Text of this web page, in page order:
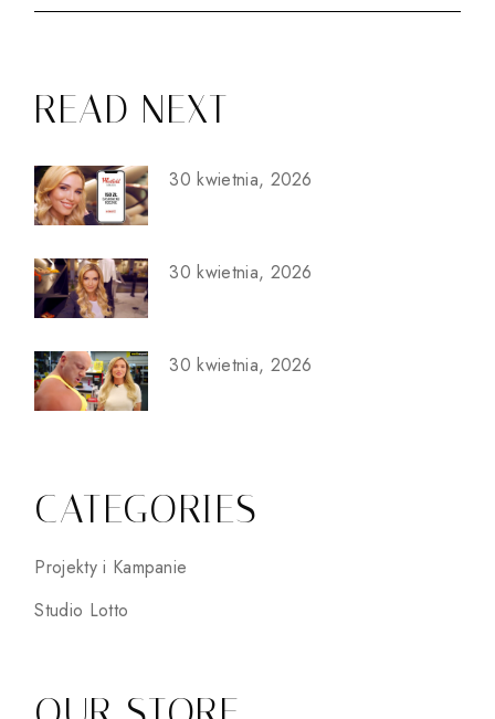
READ NEXT
30 kwietnia, 2026
30 kwietnia, 2026
30 kwietnia, 2026
CATEGORIES
Projekty i Kampanie
Studio Lotto